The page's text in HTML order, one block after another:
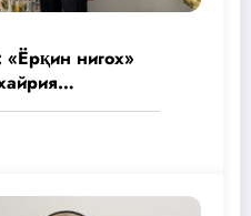
нигох»